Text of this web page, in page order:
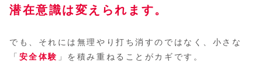
潜在意識は変えられます。
でも、それには無理やり打ち消すのではなく、小さな
「 安全体験 」を積み重ねることがカギです。